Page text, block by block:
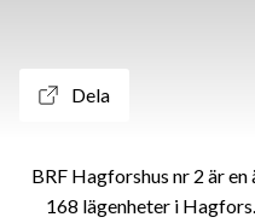
Dela
BRF Hagforshus nr 2 är
168 lägenheter i